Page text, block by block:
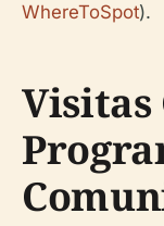
WhereToSpot).
Visitas